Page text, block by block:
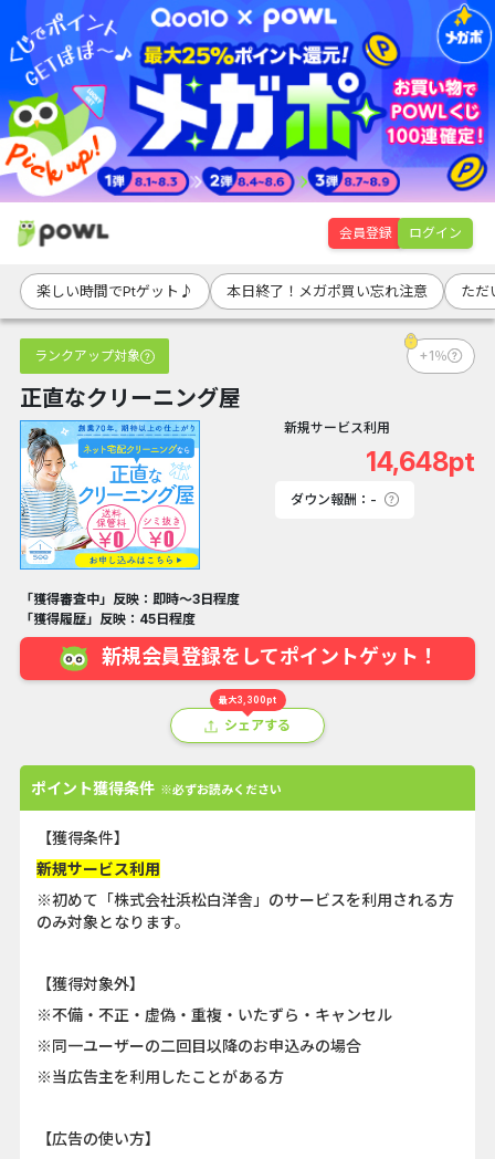
会員登録 ログイン
楽しい時間でPtゲット♪ 本日終了！メガポ買い忘れ注意 ただ
ランクアップ対象 +1％
正直なクリーニング屋
新規サービス利用
14,648pt
ダウン報酬：-
「獲得審査中」反映：即時～3日程度
「獲得履歴」反映：45日程度
新規会員登録をしてポイントゲット！
最大3,300pt
シェアする
ポイント獲得条件 ※必ずお読みください
【獲得条件】
新規サービス利用
※初めて「株式会社浜松白洋舎」のサービスを利用される方
のみ対象となります。
【獲得対象外】
※不備・不正・虚偽・重複・いたずら・キャンセル
※同一ユーザーの二回目以降のお申込みの場合
※当広告主を利用したことがある方
【広告の使い方】